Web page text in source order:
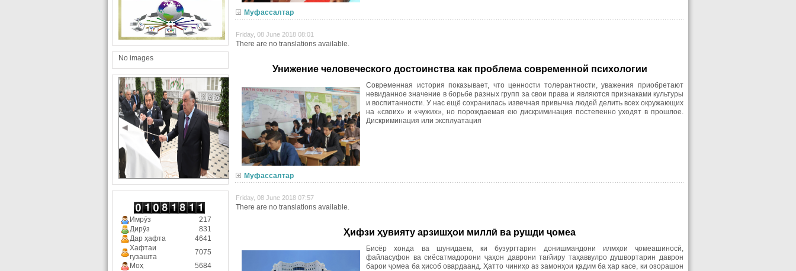
No images
Имрӯз
217
Дирӯз
831
Дар ҳафта
4641
Хафтаи
гузашта
7075
Моҳ
5684
Муфассалтар
Friday, 08 June 2018 08:01
There are no translations available.
Унижение человеческого достоинства как проблемасовременной психологии
Современная история показывает, что ценности толерантности, уважения приобретают
невиданное значение в борьбе разных групп за свои права и являются признаками культуры
и воспитанности. У нас ещё сохранилась извечная привычка людей делить всех окружающих
на «своих» и «чужих», но порождаемая ею дискриминация постепенно уходят в прошлое.
Дискриминация или эксплуатация
Муфассалтар
Friday, 08 June 2018 07:57
There are no translations available.
Ҳифзи ҳувияту арзишҳои миллӣ ва рушди ҷомеа
Бисёр хонда ва шунидаем, ки бузургтарин донишмандони илмҳои ҷомеашиносӣ,
файласуфон ва сиёсатмадорони ҷаҳон даврони тағйиру таҳаввулро душвортарин даврон
барои ҷомеа ба ҳисоб овардаанд. Ҳатто чиниҳо аз замонҳои қадим ба ҳар касе, ки озорашон